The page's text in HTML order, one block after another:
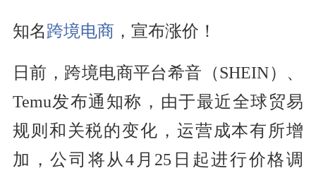
知名跨境电商 ，宣布涨价！
日前，跨境电商平台希音（SHEIN）、
Temu发布通知称，由于最近全球贸易
规则和关税的变化，运营成本有所增
加，公司将从4月25日起进行价格调